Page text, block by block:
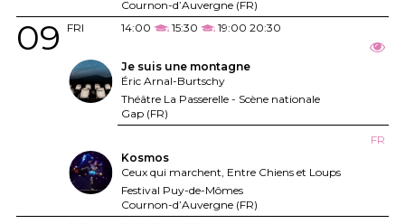
Cournon-d’Auvergne (FR)
FRI
09 14:00 15:30 19:0020:30
Je suis une montagne
Éric Arnal-Burtschy
Théâtre La Passerelle - Scène nationale
Gap (FR)
FR
Kosmos
Ceux qui marchent, Entre Chiens et Loups
Festival Puy-de-Mômes
Cournon-d’Auvergne (FR)